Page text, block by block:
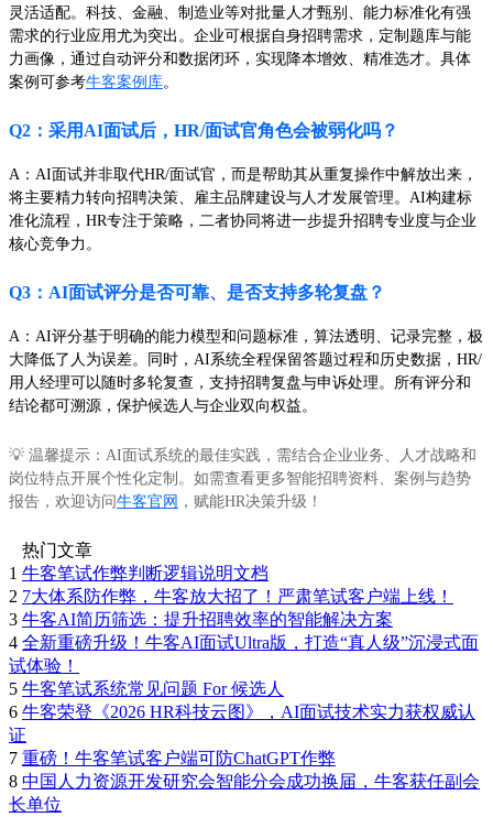
灵活适配。科技、金融、制造业等对批量人才甄别、能力标准化有强
需求的行业应用尤为突出。企业可根据自身招聘需求，定制题库与能
力画像，通过自动评分和数据闭环，实现降本增效、精准选才。具体
案例可参考牛客案例库。
Q2：采用AI面试后，HR/面试官角色会被弱化吗？
A：AI面试并非取代HR/面试官，而是帮助其从重复操作中解放出来，
将主要精力转向招聘决策、雇主品牌建设与人才发展管理。AI构建标
准化流程，HR专注于策略，二者协同将进一步提升招聘专业度与企业
核心竞争力。
Q3：AI面试评分是否可靠、是否支持多轮复盘？
A：AI评分基于明确的能力模型和问题标准，算法透明、记录完整，极
大降低了人为误差。同时，AI系统全程保留答题过程和历史数据，HR/
用人经理可以随时多轮复查，支持招聘复盘与申诉处理。所有评分和
结论都可溯源，保护候选人与企业双向权益。
💡 温馨提示：AI面试系统的最佳实践，需结合企业业务、人才战略和
岗位特点开展个性化定制。如需查看更多智能招聘资料、案例与趋势
报告，欢迎访问牛客官网 ，赋能HR决策升级！
热门文章
1 牛客笔试作弊判断逻辑说明文档
2 7大体系防作弊，牛客放大招了！严肃笔试客户端上线！
3 牛客AI简历筛选：提升招聘效率的智能解决方案
4 全新重磅升级！牛客AI面试Ultra版，打造“真人级”沉浸式面
试体验！
5 牛客笔试系统常见问题 For 候选人
6 牛客荣登《2026 HR科技云图》，AI面试技术实力获权威认
证
7 重磅！牛客笔试客户端可防ChatGPT作弊
8 中国人力资源开发研究会智能分会成功换届，牛客获任副会
长单位